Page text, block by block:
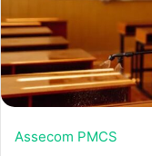
Assecom PMCS